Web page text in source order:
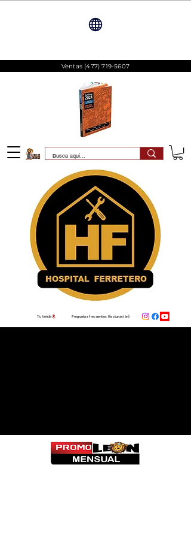
Ventas (477) 719-5607
Tu tienda Preguntas frecuentes (facturación)